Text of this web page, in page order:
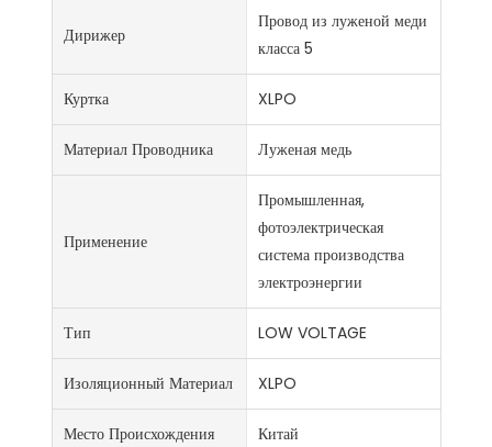
Дирижер
Провод из луженой меди
класса 5
Куртка XLPO
Материал Проводника Луженая медь
Применение
Промышленная,
фотоэлектрическая
система производства
электроэнергии
Тип LOW VOLTAGE
Изоляционный Материал XLPO
Место Происхождения Китай